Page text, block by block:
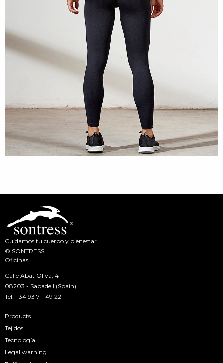
Cuidamos tu cuerpo y bienestar
© SONTRESS
Oficinas
Calle Abat Oliva, 4
08203 - Sabadell (Spain)
Tel. +34 93 711 49 22
Products
Tejidos
Tecnología
Legal warning